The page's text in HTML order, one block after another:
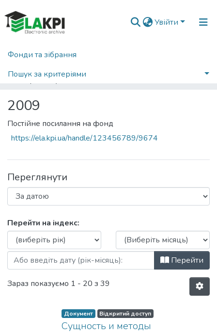
Увійти
Фонди та зібрання
Пошук за критеріями
Головна
Наукова періодика
Переглянути за датою
2009
Постійне посилання на фонд
https://ela.kpi.ua/handle/123456789/9674
Переглянути
Перегляд 2009 за Дата публікації
Перейти на індекс:
Перейти
Зараз показуємо 1 - 20 з 39
Документ Відкритий доступ
Сущность и методы